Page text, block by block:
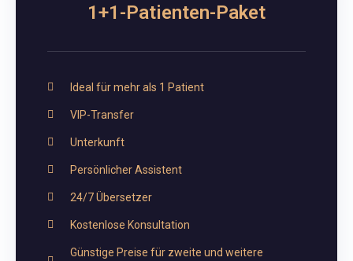
1+1-Patienten-Paket
Ideal für mehr als 1 Patient
VIP-Transfer
Unterkunft
Persönlicher Assistent
24/7 Übersetzer
Kostenlose Konsultation
Günstige Preise für zweite und weitere